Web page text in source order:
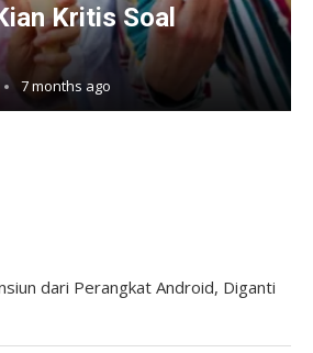
Kritis Soal
7 months ago
dari Perangkat Android, Diganti